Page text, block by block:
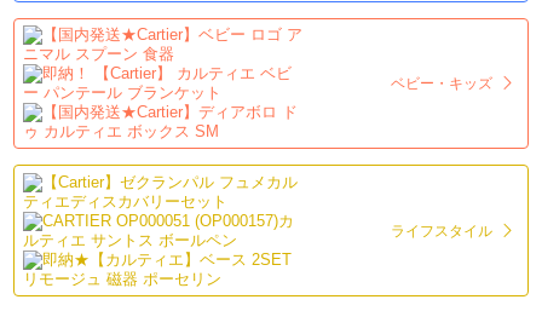
ベビー・キッズ
ライフスタイル